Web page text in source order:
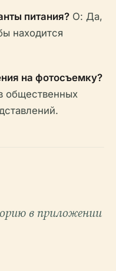
питания? О: Да,
находится
на фотосъемку?
общественных
в приложении